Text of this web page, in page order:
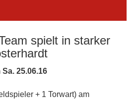
spielt in starker
25.06.16
+ 1 Torwart) am